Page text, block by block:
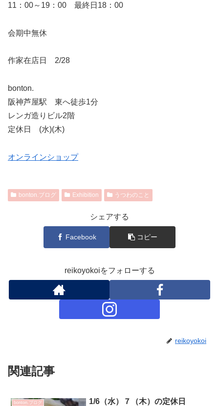
11：00～19：00 最終日18：00
会期中無休
作家在店日 2/28
bonton.
阪神芦屋駅 東へ徒歩1分
レンガ造りビル2階
定休日 (水)(木)
オンラインショップ
bonton.ブログ Exhibition うつわのこと
シェアする
Facebook コピー
reikoyokoiをフォローする
reikoyokoi
関連記事
bonton.ブログ
1/6（水）７（木）の定休日